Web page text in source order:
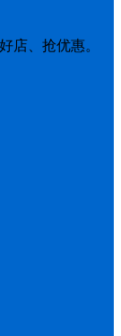
店、抢优惠。